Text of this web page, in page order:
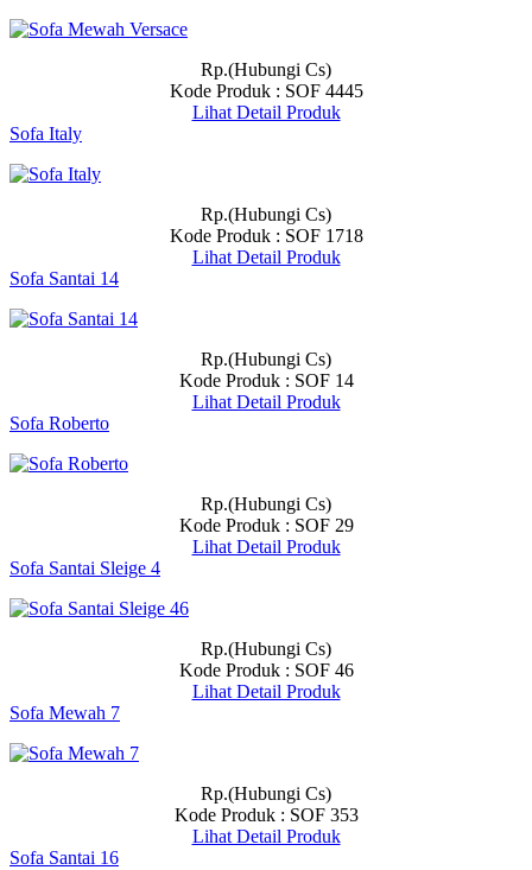
Rp.(Hubungi Cs)
Kode Produk : SOF 4445
Lihat Detail Produk
Sofa Italy
Rp.(Hubungi Cs)
Kode Produk : SOF 1718
Lihat Detail Produk
Sofa Santai 14
Rp.(Hubungi Cs)
Kode Produk : SOF 14
Lihat Detail Produk
Sofa Roberto
Rp.(Hubungi Cs)
Kode Produk : SOF 29
Lihat Detail Produk
Sofa Santai Sleige 4
Rp.(Hubungi Cs)
Kode Produk : SOF 46
Lihat Detail Produk
Sofa Mewah 7
Rp.(Hubungi Cs)
Kode Produk : SOF 353
Lihat Detail Produk
Sofa Santai 16